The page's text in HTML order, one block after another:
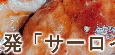
咲いたまハ
ケータリン
「サー